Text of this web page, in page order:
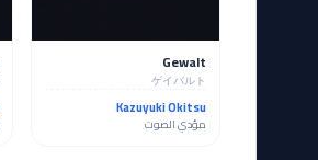
Gewalt
ゲイバルト
Kazuyuki Okitsu
مؤدي الصوت